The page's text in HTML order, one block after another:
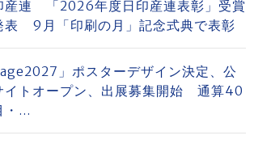
産連 「2026年度日印産連表彰」受賞
表 9月「印刷の月」記念式典で表彰
」ポスターデザイン決定、公
イトオープン、出展募集開始 通算40
・...